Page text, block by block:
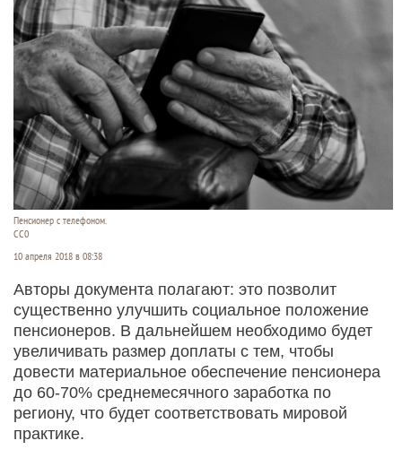
Пенсионер с телефоном.
СС0
10 апреля 2018 в 08:38
Авторы документа полагают: это позволит
существенно улучшить социальное положение
пенсионеров. В дальнейшем необходимо будет
увеличивать размер доплаты с тем, чтобы
довести материальное обеспечение пенсионера
до 60-70% среднемесячного заработка по
региону, что будет соответствовать мировой
практике.